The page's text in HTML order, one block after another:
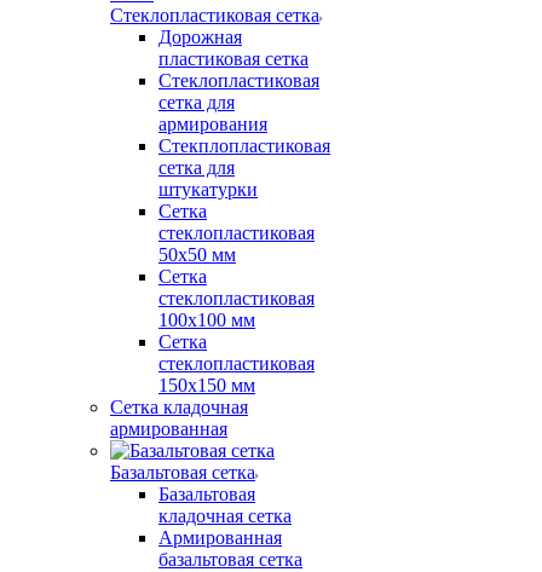
Стеклопластиковая сетка
Дорожная
пластиковая сетка
Стеклопластиковая
сетка для
армирования
Стекплопластиковая
сетка для
штукатурки
Сетка
стеклопластиковая
50x50 мм
Сетка
стеклопластиковая
100x100 мм
Сетка
стеклопластиковая
150x150 мм
Сетка кладочная
армированная
Базальтовая сетка
Базальтовая
кладочная сетка
Армированная
базальтовая сетка